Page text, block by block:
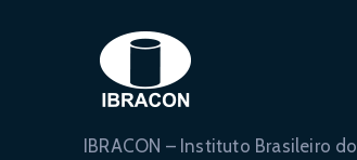
IBRACON – Instituto Brasileiro do